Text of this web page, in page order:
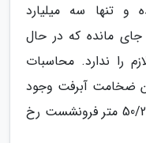
تنها سه میلیارد
200 متری به جای مانده که در حال
را ندارد. محاسبات
ضخامت آبرفت وجود
دارد، در طول دوران فرونشست 2 تا 50/2 متر فرونشست رخ